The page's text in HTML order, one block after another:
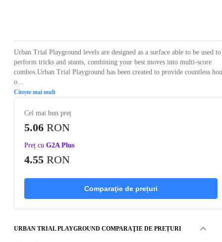
Urban Trial Playground levels are designed as a surface able to be used to
perform tricks and stunts, combining your best moves into multi-score
combos.Urban Trial Playground has been created to provide countless
o...
Citește mai mult
Cel mai bun preț
5.06 RON
Preț cu G2A Plus
4.55 RON
Comparaţie de prețuri
URBAN TRIAL PLAYGROUND COMPARAŢIE DE PREȚURI